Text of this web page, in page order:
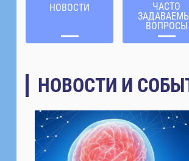
НОВОСТИ
ЧАСТО
ВОПРОСЫ
НОВОСТИ И